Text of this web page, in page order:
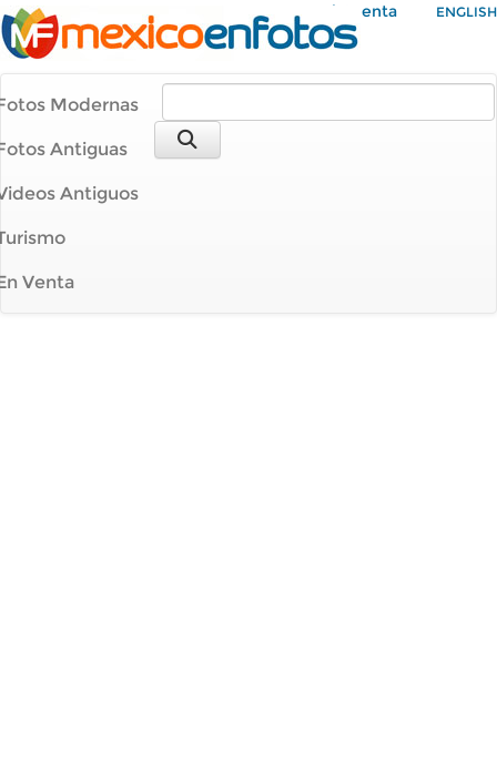
Mi Cuenta ENGLISH
Modernas
Antiguas
Antiguos
Venta